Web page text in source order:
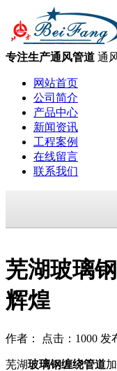
专注生产通风管道 通
网站首页
公司简介
产品中心
新闻资讯
工程案例
在线留言
联系我们
芜湖玻璃
辉煌
作者： 点击：1000 发
芜湖玻璃钢缠绕管道